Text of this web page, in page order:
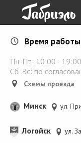
Время
Пн-Пт: 10:00 - 19:00
Сб-Вс: по
Схемы проезда
Минск ул.
Логойск ул.